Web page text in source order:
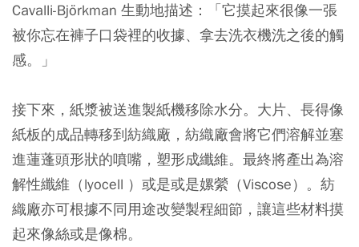
Cavalli-Björkman 生動地描述：「它摸起來很像一張
被你忘在褲子口袋裡的收據、拿去洗衣機洗之後的觸
感。」
接下來，紙漿被送進製紙機移除水分。大片、長得像
紙板的成品轉移到紡織廠，紡織廠會將它們溶解並塞
進蓮蓬頭形狀的噴嘴，塑形成纖維。最終將產出為溶
解性纖維（lyocell ）或是或是嫘縈（Viscose）。紡
織廠亦可根據不同用途改變製程細節，讓這些材料摸
起來像絲或是像棉。